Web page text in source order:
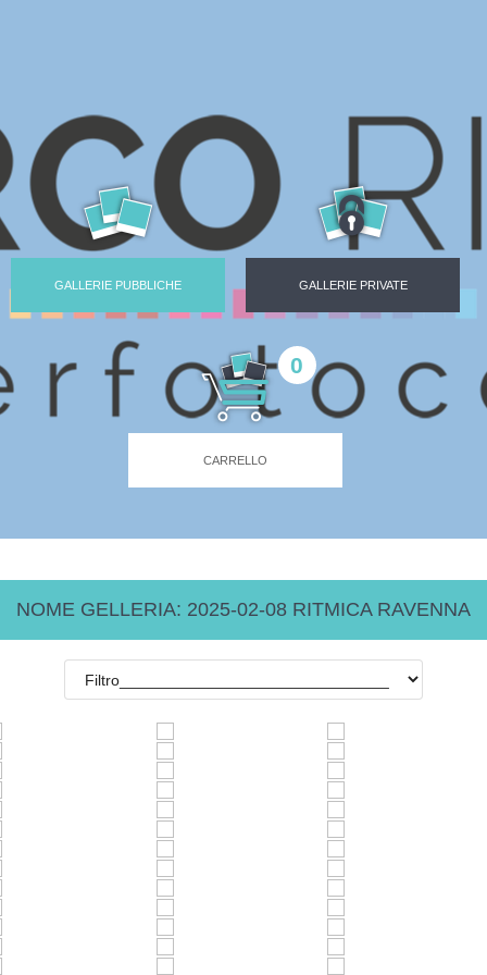
GALLERIE PUBBLICHE GALLERIE PRIVATE
0
CARRELLO
NOME GELLERIA: 2025-02-08 RITMICA RAVENNA